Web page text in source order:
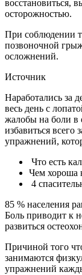
восстановиться,
осторожностью.
При соблюдении
позвоночной
осложнений.
Источник
Наработались за
весь день с
жалобы на боли в
избавиться
упражнений,
Что есть
Чем хороша
4
85 % населения
Боль приводит к
развиться
Причиной того
занимаются
упражнений